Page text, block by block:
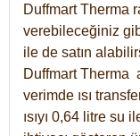
Duffmart Therma
verebileceğiniz
ile de satın
Duffmart Therma
verimde ısı
ısıyı 0,64 litre su